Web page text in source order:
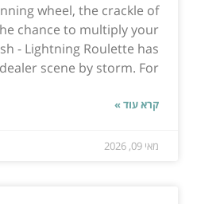
wheel, the crackle of
chance to multiply your
- Lightning Roulette has
scene by storm. For...
קרא עוד »
מאי 09, 2026